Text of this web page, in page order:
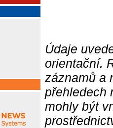
Údaje
orientační.
záznamů a
přehledech
mohly být